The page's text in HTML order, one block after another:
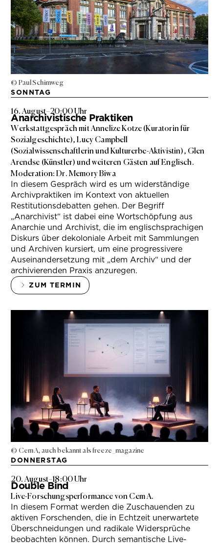
© Paul Schimweg
SONNTAG
16. August–20:00 Uhr
Anarchivistische Praktiken
Werkstattgespräch mit Annelize Kotze (Kuratorin für
Sozialgeschichte), Lucy Campbell
(Sozialwissenschaftlerin und Kulturerbe-Aktivistin), Glen
Arendse (Künstler) und weiteren Gästen auf Englisch.
Moderation: Dr. Memory Biwa
In diesem Gespräch wird es um widerständige
Archivpraktiken im Kontext von aktuellen
Restitutionsdebatten gehen. Der Begriff
„Anarchivist“ ist dabei eine Wortschöpfung aus
Anarchie und Archivist, die im englischsprachigen
Diskurs über dekoloniale Arbeit mit Sammlungen
und Archiven kursiert, um eine progressivere
Auseinandersetzung mit „dem Archiv“ und der
archivierenden Praxis anzuregen.
ZUM TERMIN
© Cem A, auch bekannt als freeze_magazine
DONNERSTAG
20. August–18:00 Uhr
Double Bind
Live-Forschungsperformance von Cem A.
In diesem Format werden die Zuschauenden zu
aktiven Forschenden, die in Echtzeit unerwartete
Überschneidungen und radikale Widersprüche
beobachten können. Durch semantische Live-